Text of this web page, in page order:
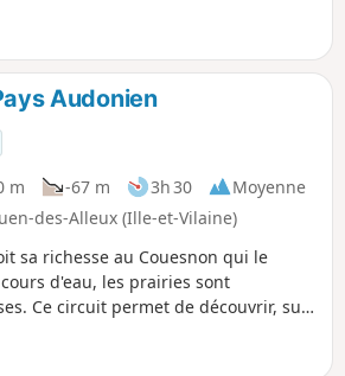
Audonien
m -67 m 3h 30
Moyenne
des-Alleux (Ille-et-Vilaine)
sa richesse au Couesnon qui le
d'eau, les prairies sont
Ce circuit permet de découvrir, sur